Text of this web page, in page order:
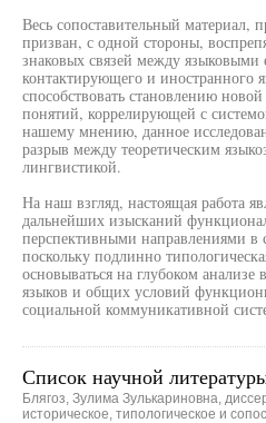
Весь сопоставительный материал,
призван, с одной стороны,
знаковых связей между
контактирующего и иностранного
способствовать становлению
понятий, коррелирующей с
нашему мнению, данное
разрыв между теоретическим
лингвистикой.
На наш взгляд, настоящая работа
дальнейших изысканий
перспективными направлениями в
поскольку подлинно
основываться на глубоком
языков и общих условий
социальной коммуникативной
Список научной
Блягоз, Зулима Зулькариновна,
историческое, типологическое и